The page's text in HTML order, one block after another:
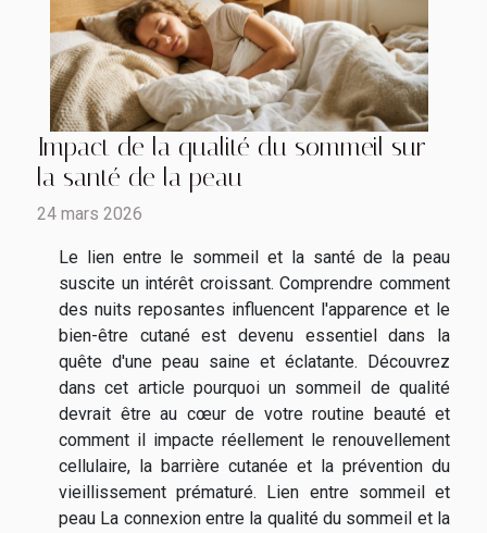
Impact de la qualité du sommeil sur
la santé de la peau
24 mars 2026
Le lien entre le sommeil et la santé de la peau
suscite un intérêt croissant. Comprendre comment
des nuits reposantes influencent l'apparence et le
bien-être cutané est devenu essentiel dans la
quête d'une peau saine et éclatante. Découvrez
dans cet article pourquoi un sommeil de qualité
devrait être au cœur de votre routine beauté et
comment il impacte réellement le renouvellement
cellulaire, la barrière cutanée et la prévention du
vieillissement prématuré. Lien entre sommeil et
peau La connexion entre la qualité du sommeil et la